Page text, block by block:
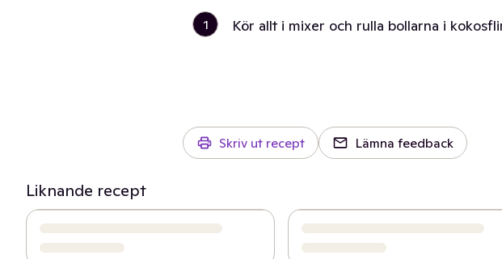
1 Kör allt i mixer och rulla bollarna i
Skriv ut recept Lämna feedback
Liknande recept